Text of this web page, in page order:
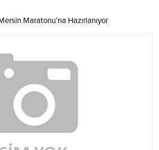
Maratonu’na Hazırlanıyor